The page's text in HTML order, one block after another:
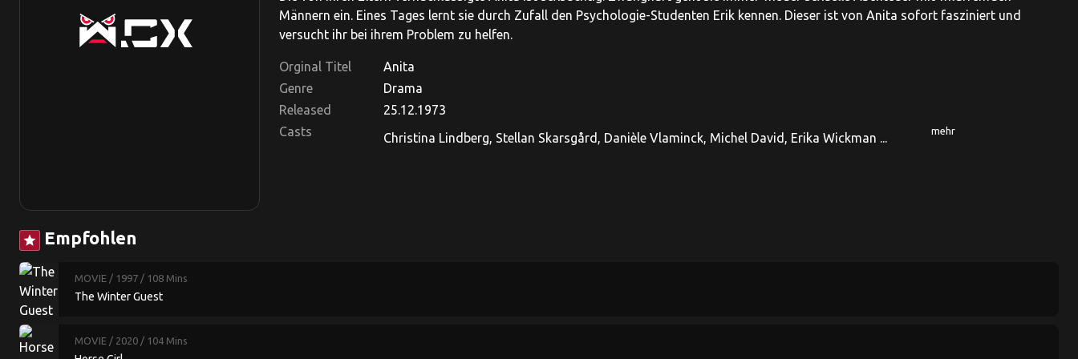
Männern ein. Eines Tages lernt sie durch Zufall den Psychologie-Studenten Erik kennen. Dieser ist von Anita sofort fasziniert und
versucht ihr bei ihrem Problem zu helfen.
Orginal Titel
Anita
Genre
Drama
Released
25.12.1973
Casts
Christina Lindberg, Stellan Skarsgård, Danièle Vlaminck, Michel David, Erika Wickman ...
mehr
star Empfohlen
MOVIE / 1997 / 108 Mins
The Winter Guest
MOVIE / 2020 / 104 Mins